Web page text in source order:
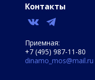
Контакты
Приемная:
+7 (495) 987-11-80
dinamo_mos@mail.ru